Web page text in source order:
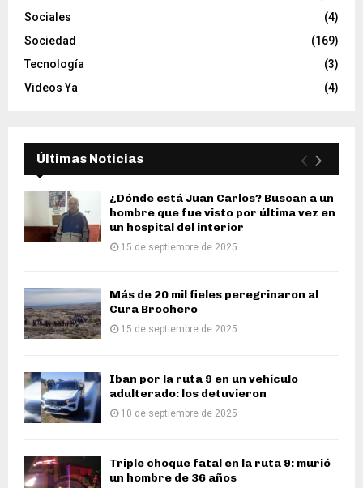
Sociales
(4)
Sociedad
(169)
Tecnología
(3)
Videos Ya
(4)
Últimas Noticias
¿Dónde está Juan Carlos? Buscan a un
hombre que fue visto por última vez en
un hospital del interior
15 de septiembre de 2025
Más de 20 mil fieles peregrinaron al
Cura Brochero
15 de septiembre de 2025
Iban por la ruta 9 en un vehículo
adulterado: los detuvieron
10 de septiembre de 2025
Triple choque fatal en la ruta 9: murió
un hombre de 36 años